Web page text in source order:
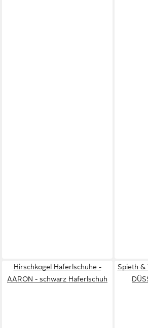
Hirschkogel Haferlschuhe -
AARON - schwarz Haferlschuh
Spieth &